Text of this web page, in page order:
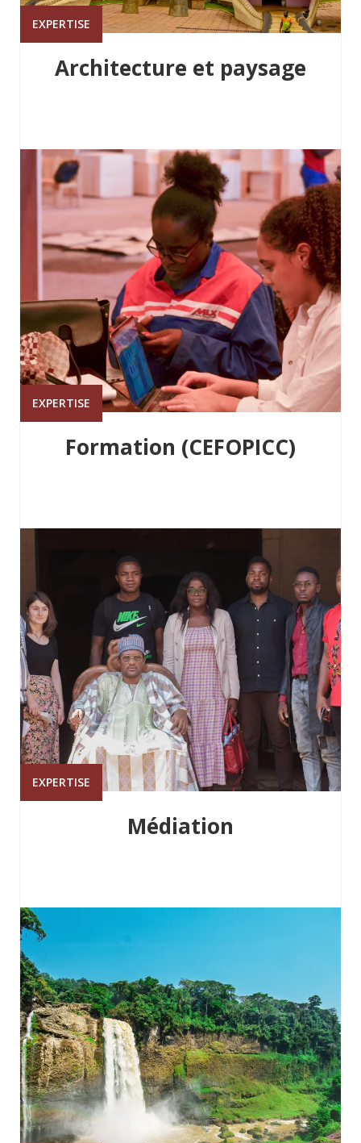
EXPERTISE
Architecture et paysage
EXPERTISE
Formation (CEFOPICC)
EXPERTISE
Médiation